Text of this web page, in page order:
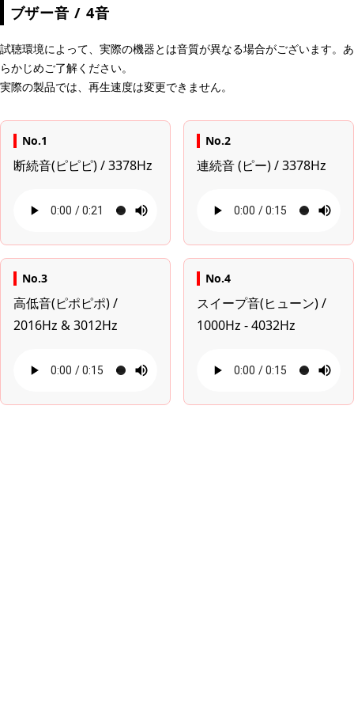
ブザー音 / 4音
試聴環境によって、実際の機器とは音質が異なる場合がございます。あ
らかじめご了解ください。
実際の製品では、再生速度は変更できません。
No.1
断続音(ピピピ) / 3378Hz
No.2
連続音 (ピー) / 3378Hz
No.3
高低音(ピポピポ) /
2016Hz & 3012Hz
No.4
スイープ音(ヒューン) /
1000Hz - 4032Hz